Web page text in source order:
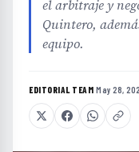
el arbitraje y
Quintero,
equipo.
EDITORIAL TEAM·May 28,